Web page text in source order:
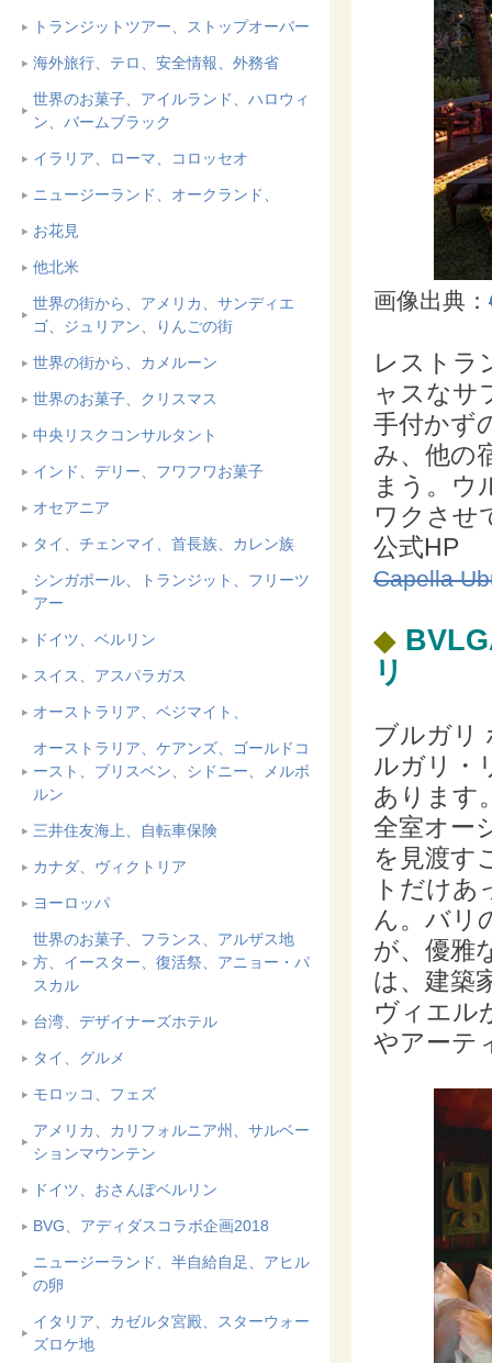
トランジットツアー、ストップオーバー
海外旅行、テロ、安全情報、外務省
世界のお菓子、アイルランド、ハロウィ
ン、バームブラック
イラリア、ローマ、コロッセオ
ニュージーランド、オークランド、
お花見
他北米
世界の街から、アメリカ、サンディエ
ゴ、ジュリアン、りんごの街
世界の街から、カメルーン
世界のお菓子、クリスマス
中央リスクコンサルタント
インド、デリー、フワフワお菓子
オセアニア
タイ、チェンマイ、首長族、カレン族
シンガポール、トランジット、フリーツ
アー
ドイツ、ベルリン
スイス、アスパラガス
オーストラリア、ベジマイト、
オーストラリア、ケアンズ、ゴールドコ
ースト、ブリスベン、シドニー、メルボ
ルン
三井住友海上、自転車保険
カナダ、ヴィクトリア
ヨーロッパ
世界のお菓子、フランス、アルザス地
方、イースター、復活祭、アニョー・パ
スカル
台湾、デザイナーズホテル
タイ、グルメ
モロッコ、フェズ
アメリカ、カリフォルニア州、サルベー
ションマウンテン
ドイツ、おさんぽベルリン
BVG、アディダスコラボ企画2018
ニュージーランド、半自給自足、アヒル
の卵
イタリア、カゼルタ宮殿、スターウォー
ズロケ地
画像出典：
レストラ
ャスなサ
手付かず
み、他の
まう。ウ
ワクさせ
公式HP
Capella
◆
リ
ブルガリ
ルガリ・
あります
全室オー
を見渡す
トだけ
ん。バリ
が、優雅
は、建築
ヴィエル
やアーテ